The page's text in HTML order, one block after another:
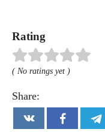
Rating
( No ratings yet )
Share: